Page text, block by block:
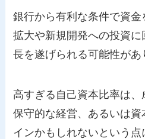
銀行から有利な条件で資
拡大や新規開発への投資
長を遂げられる可能性があ
高すぎる自己資本比率は
保守的な経営、あるいは
インかもしれないという点